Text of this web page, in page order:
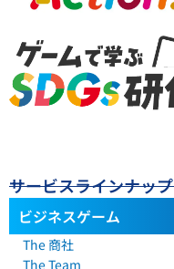
サービスラインナップ
ビジネスゲーム
The 商社
The Team